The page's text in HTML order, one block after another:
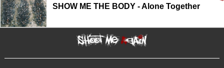
SHOW ME THE BODY - Alone Together